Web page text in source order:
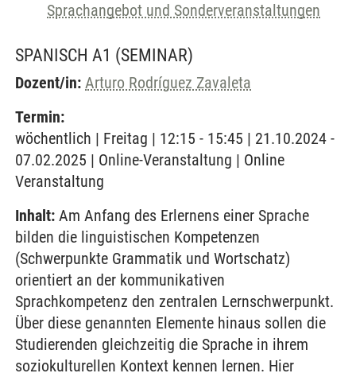
Sprachangebot und Sonderveranstaltungen
SPANISCH A1 (SEMINAR)
Dozent/in: Arturo Rodríguez Zavaleta
Termin:
wöchentlich | Freitag | 12:15 - 15:45 | 21.10.2024 -
07.02.2025 | Online-Veranstaltung | Online
Veranstaltung
Inhalt: Am Anfang des Erlernens einer Sprache
bilden die linguistischen Kompetenzen
(Schwerpunkte Grammatik und Wortschatz)
orientiert an der kommunikativen
Sprachkompetenz den zentralen Lernschwerpunkt.
Über diese genannten Elemente hinaus sollen die
Studierenden gleichzeitig die Sprache in ihrem
soziokulturellen Kontext kennen lernen. Hier